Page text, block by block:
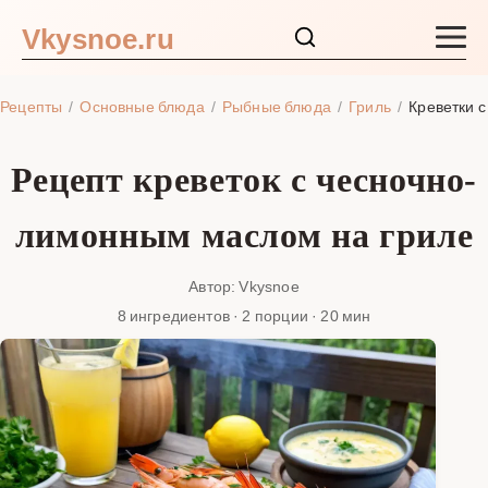
Vkysnoe.ru
Рецепты Основные блюда Рыбные блюда Гриль Креветки
Рецепт креветок с чесночно-
лимонным маслом на гриле
Автор: Vkysnoe
8 ингредиентов · 2 порции · 20 мин